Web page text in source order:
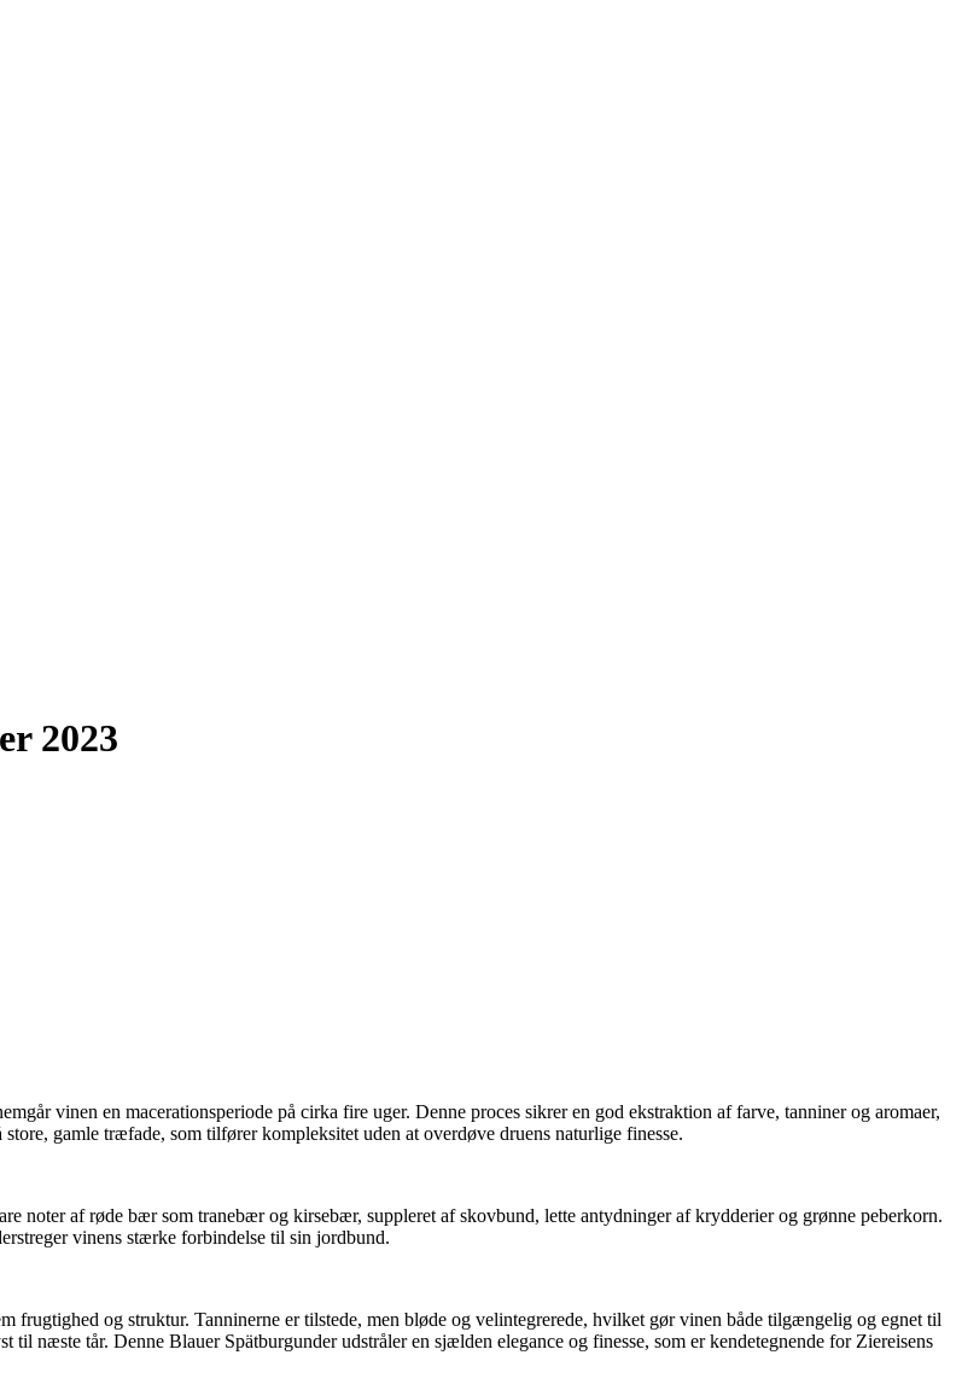
2023
vinen en macerationsperiode på cirka fire uger. Denne proces sikrer en god ekstraktion af farve, tanniner og aromaer,
gamle træfade, som tilfører kompleksitet uden at overdøve druens naturlige finesse.
noter af røde bær som tranebær og kirsebær, suppleret af skovbund, lette antydninger af krydderier og grønne peberkorn.
vinens stærke forbindelse til sin jordbund.
frugtighed og struktur. Tanninerne er tilstede, men bløde og velintegrerede, hvilket gør vinen både tilgængelig og egnet til
næste tår. Denne Blauer Spätburgunder udstråler en sjælden elegance og finesse, som er kendetegnende for Ziereisens